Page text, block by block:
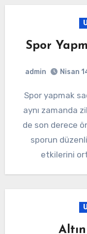
Spor
admin Nisan
Spor yapmak sadece fiziksel sağlık için değil,
aynı zamanda
de son derece
sporun
etkilerini